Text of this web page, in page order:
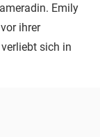
Emily
ihrer
sich in